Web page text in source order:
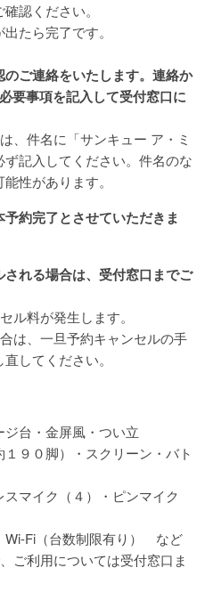
認ください。
たら完了です。
のご連絡をいたします。連絡か
要事項を記入して受付窓口に
、件名に「サンキュー ア・ミ
記入してください。件名のな
性があります。
約完了とさせていただきま
れる場合は、受付窓口までご
ル料が発生します。
は、一旦予約キャンセルの手
してください。
台・金屏風・つい立
９０脚）・スクリーン・バト
マイク（４）・ピンマイク
Wi-Fi（台数制限有り） など
ご利用については受付窓口ま